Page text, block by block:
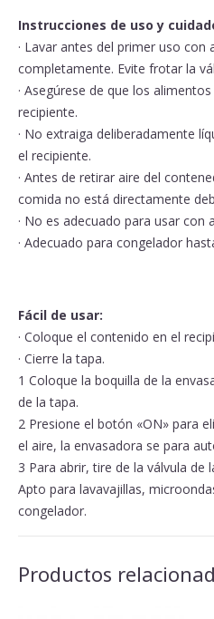
Instrucciones de uso y
· Lavar antes del primer uso
completamente. Evite frotar la
· Asegúrese de que los
recipiente.
· No extraiga deliberadamente
el recipiente.
· Antes de retirar aire del
comida no está directamente
· No es adecuado para usar con
· Adecuado para congelador
Fácil de usar:
· Coloque el contenido en el
· Cierre la tapa.
1 Coloque la boquilla de la
de la tapa.
2 Presione el botón «ON» para
el aire, la envasadora se para
3 Para abrir, tire de la válvula de
Apto para lavavajillas,
congelador.
Productos